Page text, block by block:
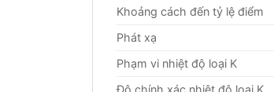
Khoảng cách đến tỷ lệ điểm
Phát xạ
Phạm vi nhiệt độ loại K